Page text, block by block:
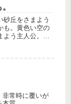
、生まれつき
」で、この世の
砂丘をさまよう
も。黄色い空の
う主人公。ひ
非常時に覆いが